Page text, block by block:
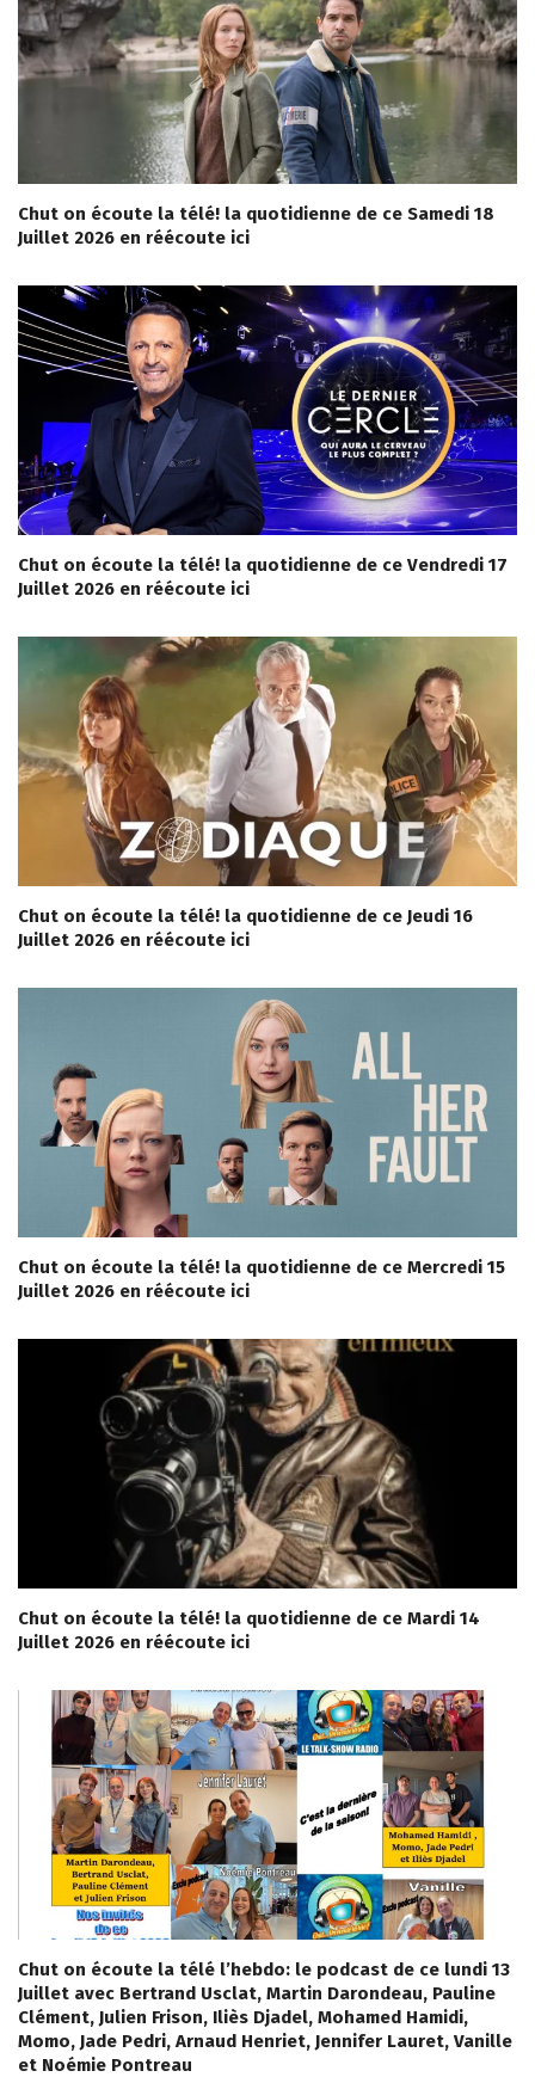
Chut on écoute la télé! la quotidienne de ce Samedi 18
Juillet 2026 en réécoute ici
Chut on écoute la télé! la quotidienne de ce Vendredi 17
Juillet 2026 en réécoute ici
Chut on écoute la télé! la quotidienne de ce Jeudi 16
Juillet 2026 en réécoute ici
Chut on écoute la télé! la quotidienne de ce Mercredi 15
Juillet 2026 en réécoute ici
Chut on écoute la télé! la quotidienne de ce Mardi 14
Juillet 2026 en réécoute ici
Chut on écoute la télé l’hebdo: le podcast de ce lundi 13
Juillet avec Bertrand Usclat, Martin Darondeau, Pauline
Clément, Julien Frison, Iliès Djadel, Mohamed Hamidi,
Momo, Jade Pedri, Arnaud Henriet, Jennifer Lauret, Vanille
et Noémie Pontreau